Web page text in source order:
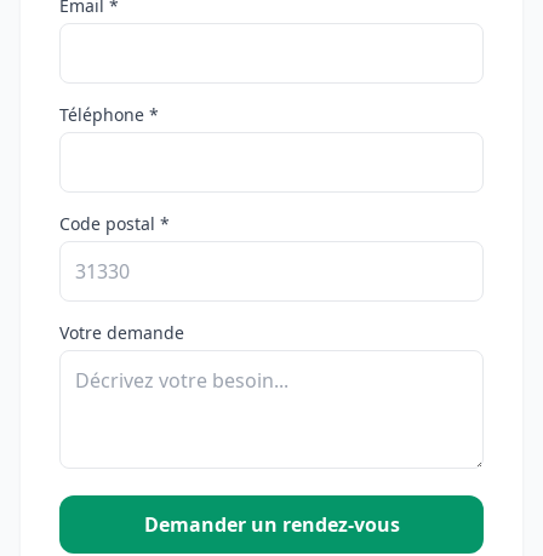
Email *
Téléphone *
Code postal *
Votre demande
Demander un rendez-vous